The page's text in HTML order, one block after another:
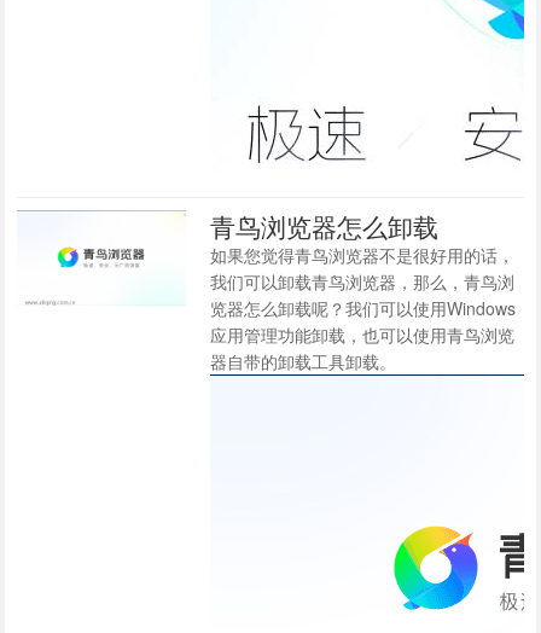
青鸟浏览器怎么卸载
如果您觉得青鸟浏览器不是很好用的话，
我们可以卸载青鸟浏览器，那么，青鸟浏
览器怎么卸载呢？我们可以使用Windows
应用管理功能卸载，也可以使用青鸟浏览
器自带的卸载工具卸载。